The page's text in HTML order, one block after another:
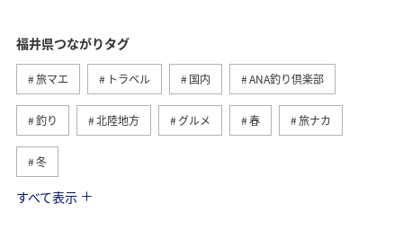
福井県つながりタグ
旅マエ トラベル 国内 ANA釣り倶楽部
釣り 北陸地方 グルメ 春 旅ナカ
冬
湖 宮城県
すべて表示